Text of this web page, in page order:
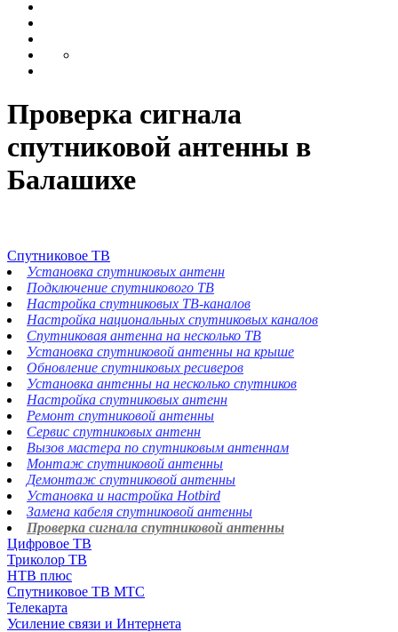
Проверка сигнала
спутниковой антенны в
Балашихе
Спутниковое ТВ
Установка спутниковых антенн
Подключение спутникового ТВ
Настройка спутниковых ТВ-каналов
Настройка национальных спутниковых каналов
Спутниковая антенна на несколько ТВ
Установка спутниковой антенны на крыше
Обновление спутниковых ресиверов
Установка антенны на несколько спутников
Настройка спутниковых антенн
Ремонт спутниковой антенны
Сервис спутниковых антенн
Вызов мастера по спутниковым антеннам
Монтаж спутниковой антенны
Демонтаж спутниковой антенны
Установка и настройка Hotbird
Замена кабеля спутниковой антенны
Проверка сигнала спутниковой антенны
Цифровое ТВ
Триколор ТВ
НТВ плюс
Спутниковое ТВ МТС
Телекарта
Усиление связи и Интернета